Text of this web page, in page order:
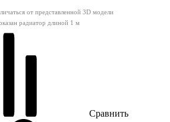
от представленной 3D модели
радиатор длиной 1 м
Сравнить